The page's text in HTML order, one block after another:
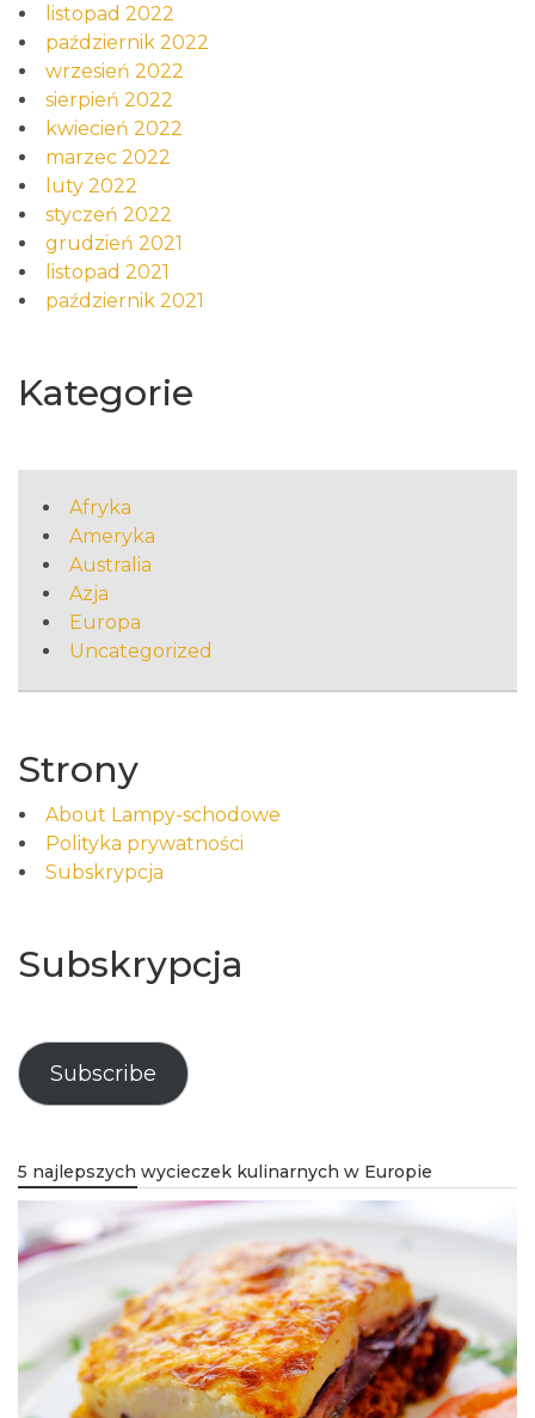
listopad 2022
październik 2022
wrzesień 2022
sierpień 2022
kwiecień 2022
marzec 2022
luty 2022
styczeń 2022
grudzień 2021
listopad 2021
październik 2021
Kategorie
Afryka
Ameryka
Australia
Azja
Europa
Uncategorized
Strony
About Lampy-schodowe
Polityka prywatności
Subskrypcja
Subskrypcja
Subscribe
5 najlepszych wycieczek kulinarnych w Europie